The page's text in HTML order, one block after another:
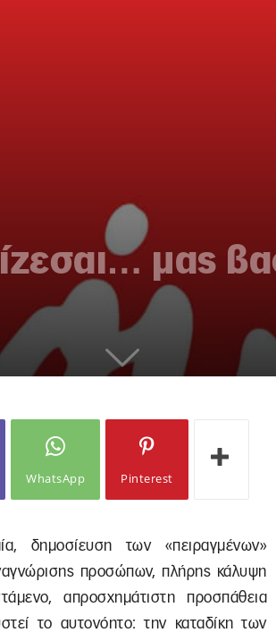
μας
WhatsApp Pinterest
δημοσίευση των «πειραγμένων»
προσώπων, πλήρης κάλυψη
απροσχημάτιστη προσπάθεια
το αυτονόητο: την καταδίκη των